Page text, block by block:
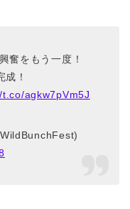
奮をもう一度！
成！
agkw7pVm5J